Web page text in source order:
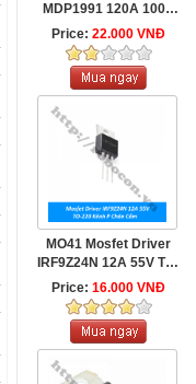
MDP1991 120A 100V
Kênh N TO-220 Chính
Hãng ...
Price: 22.000 VNĐ
MO41 Mosfet Driver
IRF9Z24N 12A 55V TO-
220 Kênh P Chân ...
Price: 16.000 VNĐ